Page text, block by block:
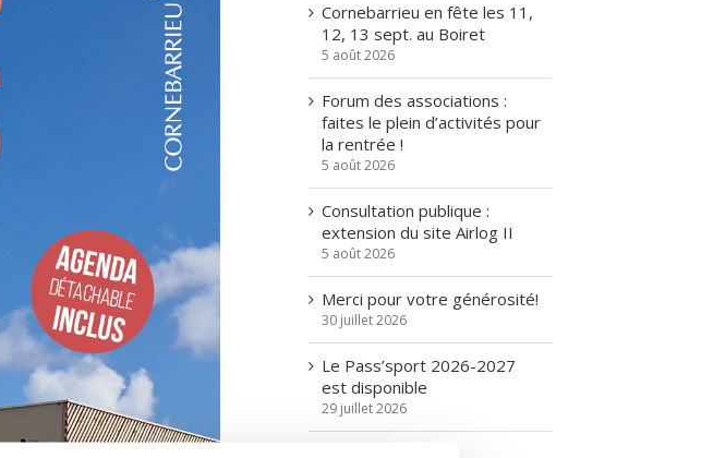
Cornebarrieu en fête les 11,
12, 13 sept. au Boiret
5 août 2026
Forum des associations :
faites le plein d’activités pour
la rentrée !
5 août 2026
Consultation publique :
extension du site Airlog II
5 août 2026
Merci pour votre générosité!
30 juillet 2026
Le Pass’sport 2026-2027
est disponible
29 juillet 2026